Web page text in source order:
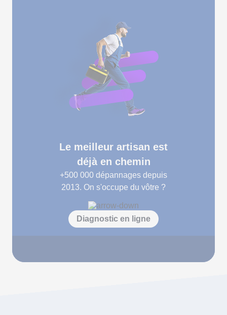
Le meilleur artisan est
déjà en chemin
+500 000 dépannages depuis
2013. On s'occupe du vôtre ?
Diagnostic en ligne